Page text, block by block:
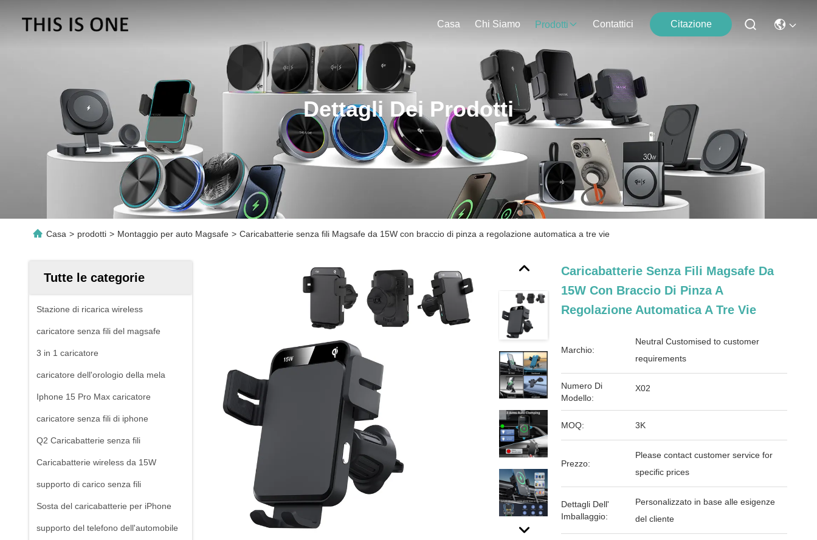
Casa Chi Siamo Prodotti Contattici Citazione
Dettagli Dei Prodotti
Casa > prodotti > Montaggio per auto Magsafe > Caricabatterie senza fili Magsafe da 15W con braccio di pinza a regolazione automatica a tre vie
Tutte le categorie
Stazione di ricarica wireless
caricatore senza fili del magsafe
3 in 1 caricatore
caricatore dell'orologio della mela
Iphone 15 Pro Max caricatore
caricatore senza fili di iphone
Q2 Caricabatterie senza fili
Caricabatterie wireless da 15W
supporto di carico senza fili
Sosta del caricabatterie per iPhone
supporto del telefono dell'automobile
Caricabatterie Senza Fili Magsafe Da
15W Con Braccio Di Pinza A
Regolazione Automatica A Tre Vie
Marchio:
Neutral Customised to customer
requirements
Numero Di
Modello:
X02
MOQ: 3K
Prezzo:
Please contact customer service for
specific prices
Dettagli Dell'
Imballaggio:
Personalizzato in base alle esigenze
del cliente